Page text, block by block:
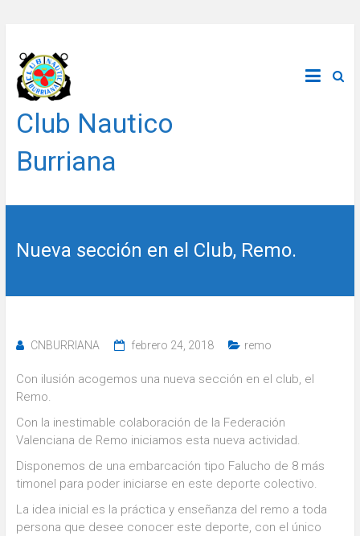
contenido
Club Nautico
Burriana
Nueva sección en el Club, Remo.
CNBURRIANA febrero 24, 2018 remo
Con ilusión acogemos una nueva sección en el club, el
Remo.
Con la inestimable colaboración de la Federación
Valenciana de Remo iniciamos esta nueva actividad.
Disponemos de una embarcación tipo Falucho de 8 más
timonel para poder iniciarse en este deporte colectivo.
La idea inicial es la práctica y enseñanza del remo a toda
persona que desee conocer este deporte, con el único